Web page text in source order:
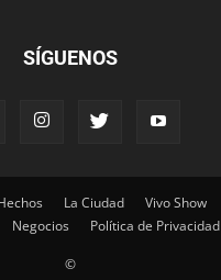
SÍGUENOS
La Ciudad Vivo Show
Negocios Política de Privacidad
©